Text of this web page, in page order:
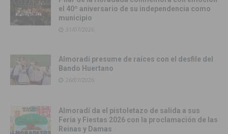
el 40º aniversario de su independencia como
municipio
31/07/2026
Almoradí presume de raíces con el desfile del
Bando Huertano
26/07/2026
Almoradí da el pistoletazo de salida a sus
Feria y Fiestas 2026 con la proclamación de las
Reinas y Damas